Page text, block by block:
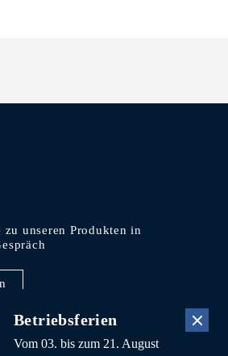
Betriebsferien
Vom 03. bis zum 21. August
unseren Produkten in